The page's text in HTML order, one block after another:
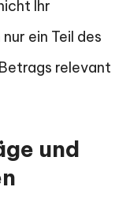
Ihr
ein Teil des
relevant
und